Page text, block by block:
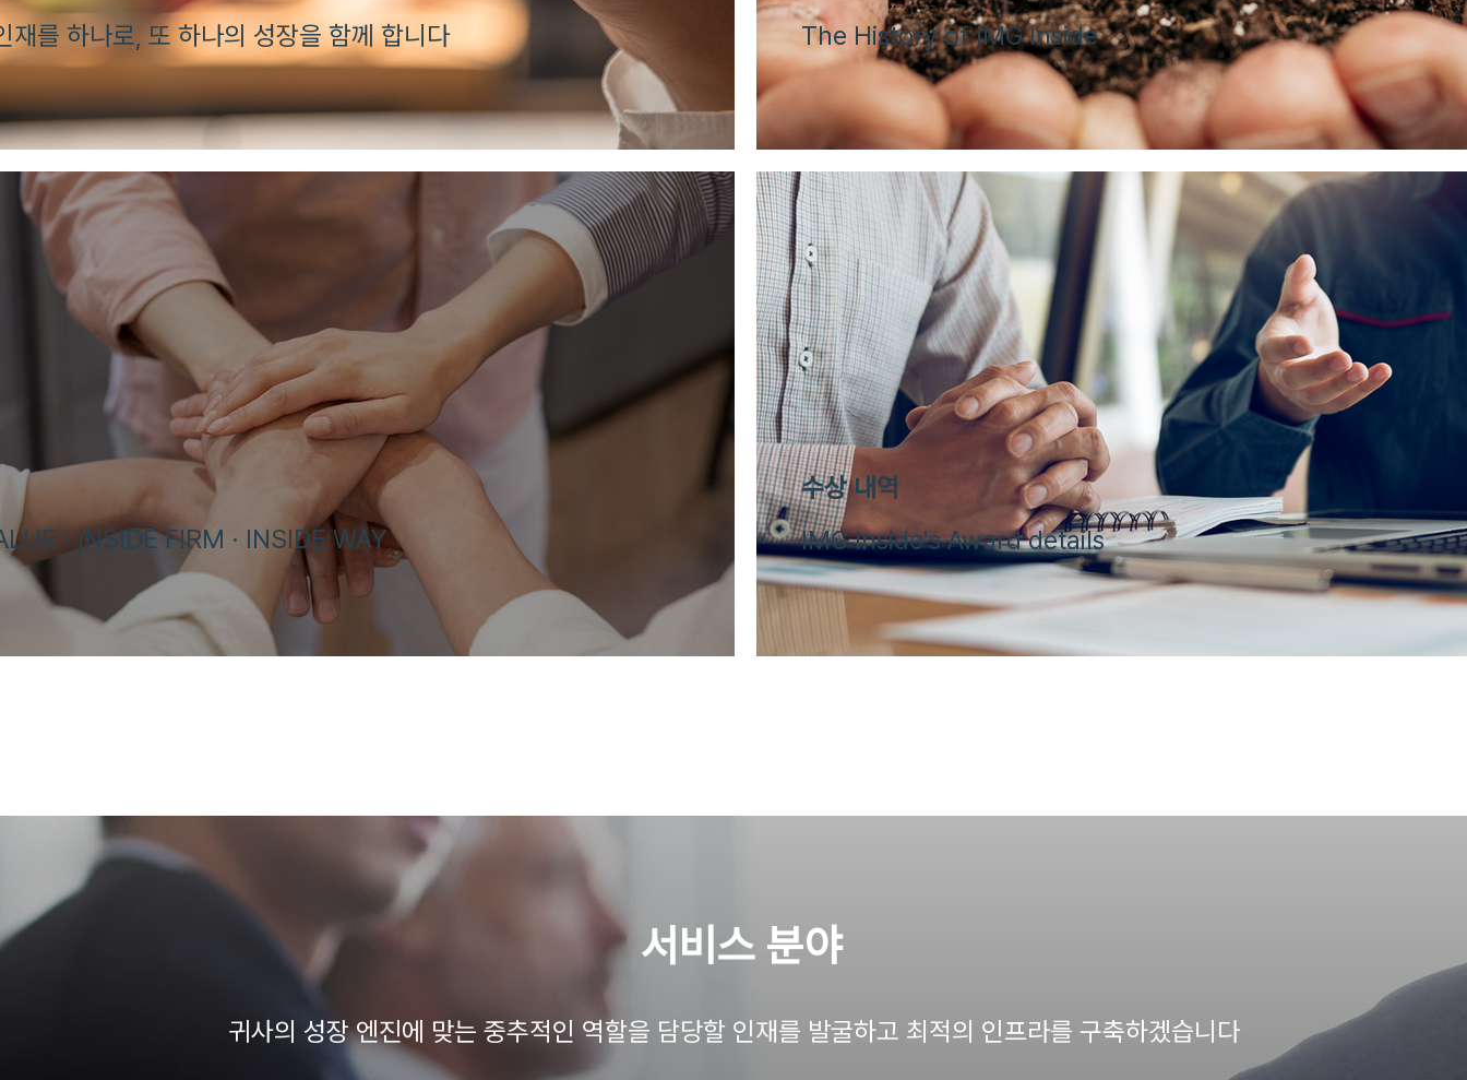
재를 하나로, 또 하나의 성장을 함께 합니다
· INSIDE FIRM · INSIDE WA​Y
수상 내역
IMG Inside's Award details
The History of IMG Inside
​서비스 분야
귀사의 성장 엔진에 맞는 중추적인 역할을 담당할 인재를 발굴하고 최적의 인프라를 구축하겠습니다